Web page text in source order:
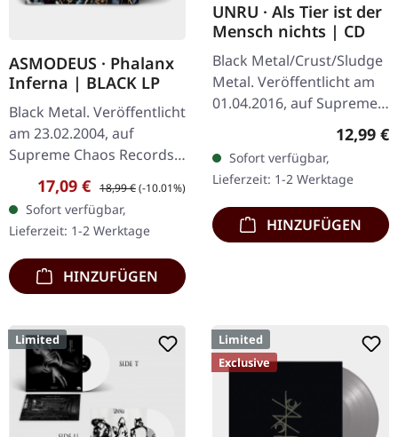
ASMODEUS · Phalanx
Inferna | BLACK LP
Black Metal. Veröffentlicht
am 23.02.2004, auf
Supreme Chaos Records.
Hochwertiges 180g Vinyl
mit schönem Gatefold
Cover und bedruckten
Innenhüllen.…
Verkaufspreis:
17,09 € Regulärer Preis:
18,99 €(-10.01%)
Sofort verfügbar,
Lieferzeit: 1-2 Werktage
HINZUFÜGEN
UNRU · Als Tier ist der
Mensch nichts | CD
Black Metal/Crust/Sludge
Metal. Veröffentlicht am
01.04.2016, auf Supreme
Chaos Records. Limitierte
CD im Jewelcase. Aus dem
Underground-Nichts…
12,99 €
Sofort verfügbar,
Lieferzeit: 1-2 Werktage
HINZUFÜGEN
Limited
Limited
Exclusive